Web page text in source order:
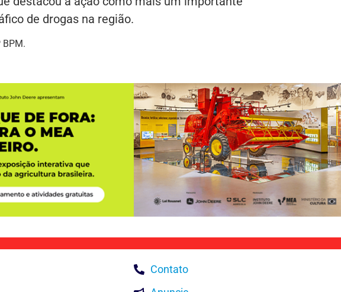
de drogas na região.
BPM.
Contato